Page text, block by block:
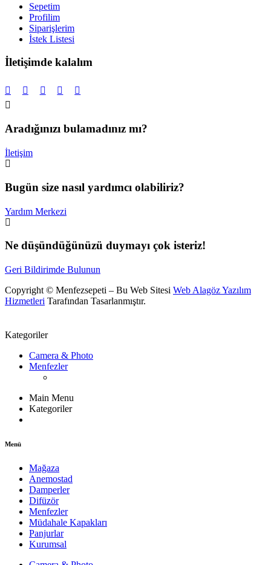
Sepetim
Profilim
Siparişlerim
İstek Listesi
İletişimde kalalım
Aradığınızı bulamadınız mı?
İletişim
Bugün size nasıl yardımcı olabiliriz?
Yardım Merkezi
Ne düşündüğünüzü duymayı çok isteriz!
Geri Bildirimde Bulunun
Copyright © Menfezsepeti – Bu Web Sitesi Web Alagöz Yazılım
Hizmetleri Tarafından Tasarlanmıştır.
Kategoriler
Camera & Photo
Menfezler
Main Menu
Kategoriler
Menü
Mağaza
Anemostad
Damperler
Difüzör
Menfezler
Müdahale Kapakları
Panjurlar
Kurumsal